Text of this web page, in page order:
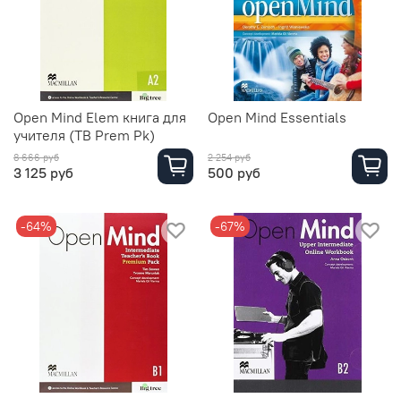
Open Mind Elem книга для
учителя (TB Prem Pk)
8 666 руб
3 125 руб
Open Mind Essentials
2 254 руб
500 руб
-64% -67%